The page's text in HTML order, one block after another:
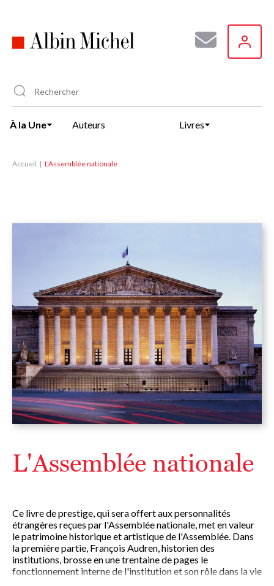
principal
À la Une Auteurs Livres
Accueil L'Assemblée nationale
L'Assemblée nationale
Ce livre de prestige, qui sera offert aux personnalités
étrangères reçues par l'Assemblée nationale, met en valeur
le patrimoine historique et artistique de l'Assemblée. Dans
la première partie, François Audren, historien des
institutions, brosse en une trentaine de pages le
fonctionnement interne de l'institution et son rôle dans la vie